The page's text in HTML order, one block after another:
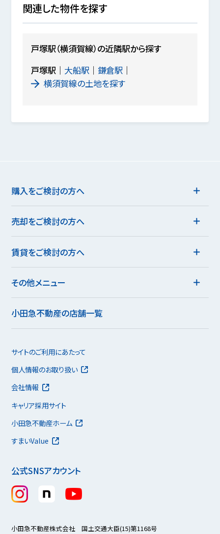
関連した物件を探す
戸塚駅（横須賀線）の近隣駅から探す
戸塚駅
大船駅
鎌倉駅
横須賀線の土地を探す
購入をご検討の方へ
売却をご検討の方へ
賃貸をご検討の方へ
その他メニュー
小田急不動産の店舗一覧
公式SNSアカウント
サイトのご利用にあたって
個人情報のお取り扱い
会社情報
キャリア採用サイト
小田急不動産ホーム
すまいValue
小田急不動産株式会社 国土交通大臣(15)第1168号